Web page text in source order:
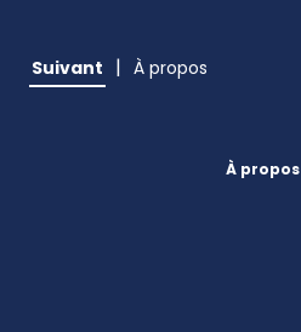
Suivant | À propos
À propos